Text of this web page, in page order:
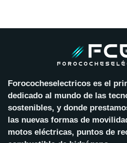
Forococheselectricos es el
dedicado al mundo de las
sostenibles, y donde
las nuevas formas de
motos eléctricas, puntos de